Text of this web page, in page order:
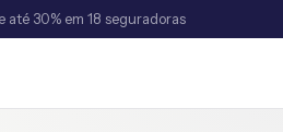
até 30% em 18 seguradoras